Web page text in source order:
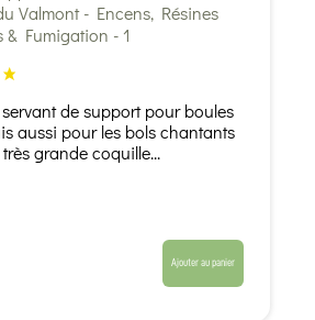
de support pour boules
aussi pour les bols chantants
grande coquille...
Ajouter au panier